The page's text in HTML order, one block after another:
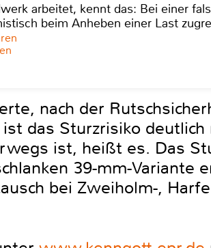
arbeitet, kennt das: Bei einer
beim Anheben einer Last
nach der
das Sturzrisiko
ist, heißt es. Das
39-mm-Variante
bei Zweiholm-,